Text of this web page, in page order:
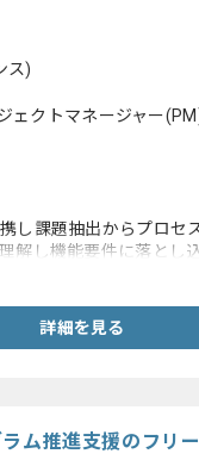
ス)
ェクトマネージャー
し課題抽出からプロセ
解し機能要件に落とし
詳細を見る
ム推進支援のフリ